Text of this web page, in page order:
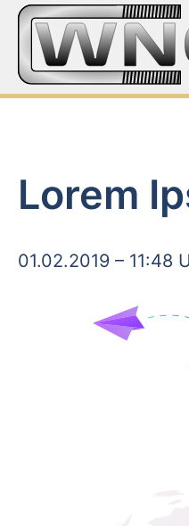
Lorem
01.02.2019 – 11:48